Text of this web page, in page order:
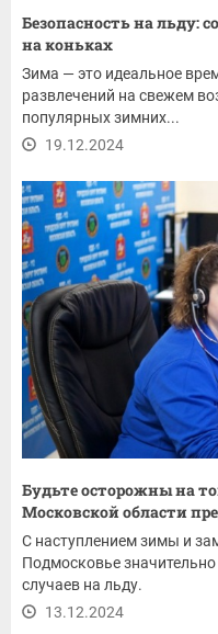
Безопасность на льду:
на коньках
Зима — это идеальное
развлечений на свежем
популярных зимних...
19.12.2024
Будьте осторожны на
Московской области
С наступлением зимы и
Подмосковье
случаев на льду.
13.12.2024